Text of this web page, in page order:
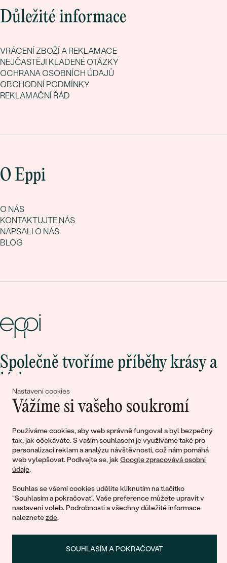
Nastavení cookies
Vážíme si vašeho soukromí
Používáme cookies, aby web správně fungoval a byl bezpečný
tak, jak očekáváte. S vaším souhlasem je využíváme také pro
personalizaci reklam a analýzu návštěvnosti, což nám pomáhá
web vylepšovat. Podívejte se, jak Google zpracovává osobní
údaje.
Souhlas se všemi cookies udělíte kliknutím na tlačítko
"Souhlasím a pokračovat". Vaše preference můžete upravit v
nastavení voleb. Podrobnosti a všechny důležité informace
naleznetezde.
SOUHLASÍM A POKRAČOVAT
Důležité informace
VRÁCENÍ ZBOŽÍ A REKLAMACE
NEJČASTĚJI KLADENÉ OTÁZKY
OCHRANA OSOBNÍCH ÚDAJŮ
OBCHODNÍ PODMÍNKY
REKLAMAČNÍ ŘÁD
O Eppi
O NÁS
KONTAKTUJTE NÁS
NAPSALI O NÁS
BLOG
Společně tvoříme příběhy krásy a
Připojte se k nám!
© 2011 - 2026, Eppi.cz